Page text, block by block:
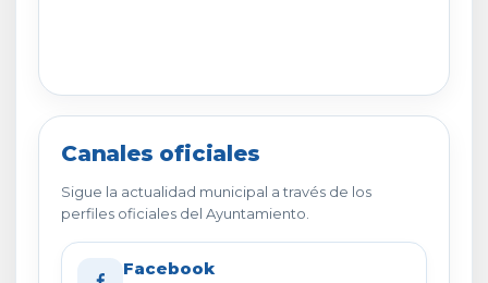
Canales oficiales
Sigue la actualidad municipal a través de los
perfiles oficiales del Ayuntamiento.
Facebook